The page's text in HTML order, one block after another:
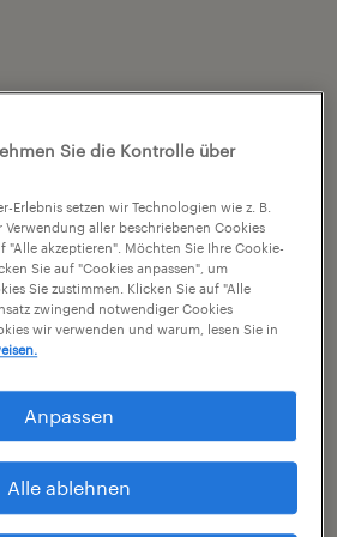
Sie die Kontrolle über
Erlebnis setzen wir Technologien wie z. B.
Verwendung aller beschriebenen Cookies
"Alle akzeptieren". Möchten Sie Ihre Cookie-
Sie auf "Cookies anpassen", um
Sie zustimmen. Klicken Sie auf "Alle
zwingend notwendiger Cookies
wir verwenden und warum, lesen Sie in
Anpassen
Alle ablehnen